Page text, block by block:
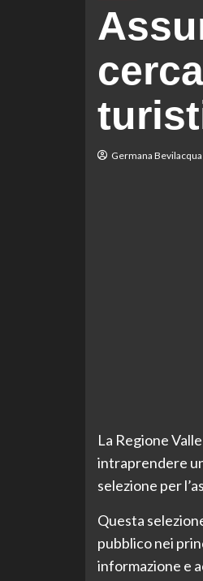
Germana Bevilacqua
La Regione
intraprendere
selezione per
Questa
pubblico nei
informazione e